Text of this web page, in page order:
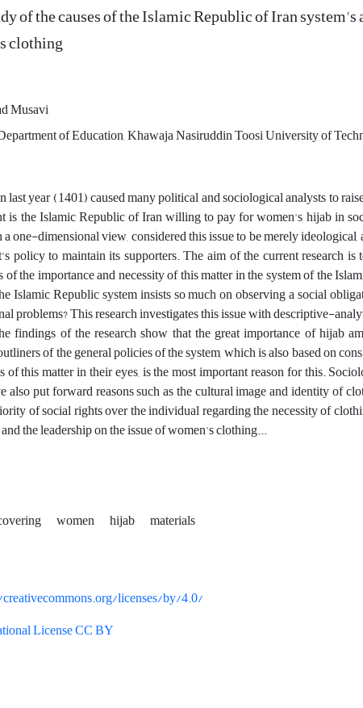
of the causes of the Islamic Republic of Iran
clothing
Musavi
of Education, Khawaja Nasiruddin Toosi University of
last year (1401) caused many political and sociological analysts to
is the Islamic Republic of Iran willing to pay for women's hijab in
one-dimensional view, considered this issue to be merely ideological,
policy to maintain its supporters. The aim of the current research is
of the importance and necessity of this matter in the system of the
Islamic Republic system insists so much on observing a social
problems? This research investigates this issue with descriptive-
findings of the research show that the great importance of hijab
of the general policies of the system, which is also based on
of this matter in their eyes, is the most important reason for this.
also put forward reasons such as the cultural image and identity of
of social rights over the individual regarding the necessity of
the leadership on the issue of women's clothing...
women hijab materials
licenses/by/4.0/
License CC BY